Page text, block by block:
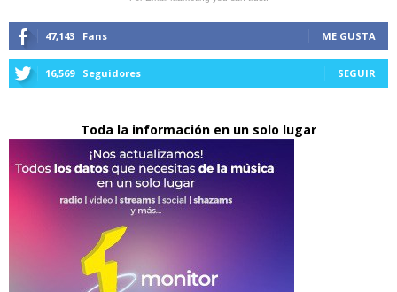
47,143 Fans ME GUSTA
16,569 Seguidores SEGUIR
Toda la información en un solo lugar